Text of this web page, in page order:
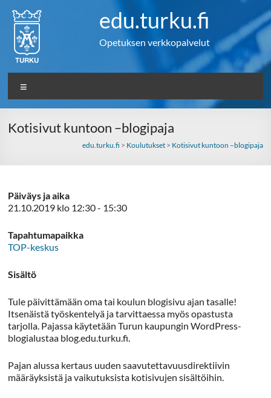
content
edu.turku.fi
Opetuksen verkkopalvelut
Kotisivut kuntoon –blogipaja
edu.turku.fi > Koulutukset> Kotisivut kuntoon –blogipaja
Päiväys ja aika
21.10.2019 klo 12:30 - 15:30
Tapahtumapaikka
TOP-keskus
Sisältö
Tule päivittämään oma tai koulun blogisivu ajan tasalle!
Itsenäistä työskentelyä ja tarvittaessa myös opastusta
tarjolla. Pajassa käytetään Turun kaupungin WordPress-
blogialustaa blog.edu.turku.fi.
Pajan alussa kertaus uuden saavutettavuusdirektiivin
määräyksistä ja vaikutuksista kotisivujen sisältöihin.